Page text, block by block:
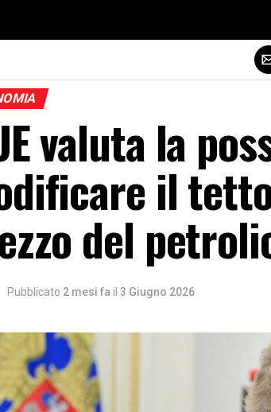
valuta la
il
del
Pubblicato 2 mesi fa il 3 Giugno 2026